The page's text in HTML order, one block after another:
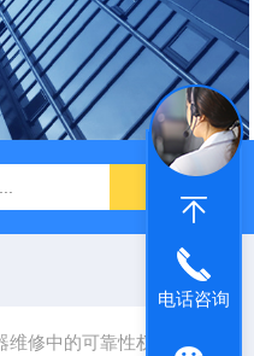
修中的可靠性权衡
电话咨询